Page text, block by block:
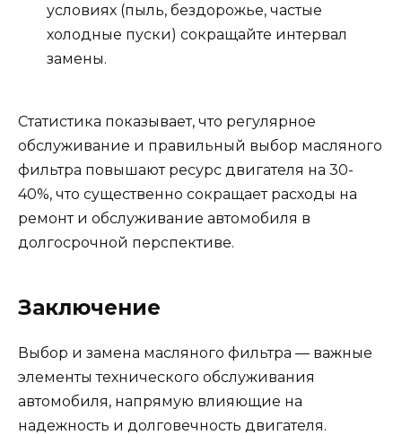
условиях (пыль, бездорожье, частые
холодные пуски) сокращайте интервал
замены.
Статистика показывает, что регулярное
обслуживание и правильный выбор масляного
фильтра повышают ресурс двигателя на 30-
40%, что существенно сокращает расходы на
ремонт и обслуживание автомобиля в
долгосрочной перспективе.
Заключение
Выбор и замена масляного фильтра — важные
элементы технического обслуживания
автомобиля, напрямую влияющие на
надежность и долговечность двигателя.